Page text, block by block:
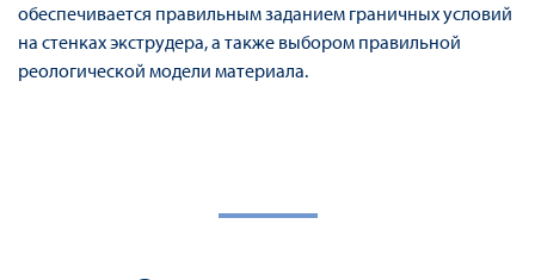
обеспечивается правильным заданием граничных условий
на стенках экструдера, а также выбором правильной
реологической модели материала.